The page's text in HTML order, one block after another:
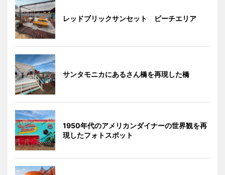
レッドブリックサンセット ビーチエリア
サンタモニカにあるさん橋を再現した橋
1950年代のアメリカンダイナーの世界観を再
現したフォトスポット